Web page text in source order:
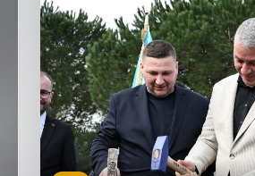
SEBİK
E NÖBETÇI
SABSIS - AFET
TRAFIKPARK
KÜREK